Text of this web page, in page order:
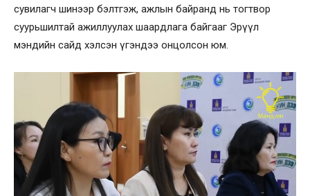
сувилагч шинээр бэлтгэж, ажлын байранд нь тогтвор
суурьшилтай ажиллуулах шаардлага байгааг Эрүүл
мэндийн сайд хэлсэн үгэндээ онцолсон юм.